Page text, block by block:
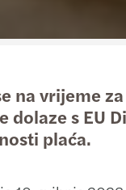
na vrijeme
dolaze s EU
plaća.